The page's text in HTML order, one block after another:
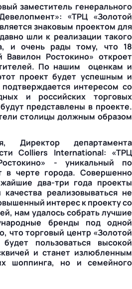
заместитель генерального
«ТРЦ «Золотой
знаковым проектом для
шли к реализации такого
и очень рады тому, что 18
Ростокино» откроет
По нашим оценкам и
проект будет успешным и
интересом со
и российских торговых
представлены в проекте.
столицы должным образом
Директор департамента
Colliers International: «ТРЦ
- уникальный по
в черте города. Совершенно
два-три года проекты
реализовываться не
интерес к проекту со
нам удалось собрать лучшие
бренды под одной
что торговый центр «Золотой
пользоваться высокой
и станет излюбленным
шоппинга, но и семейного